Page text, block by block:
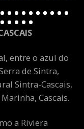
entre o azul do
de Sintra,
Sintra-Cascais,
Cascais.
a Riviera